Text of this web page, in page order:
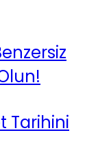
Tarihini